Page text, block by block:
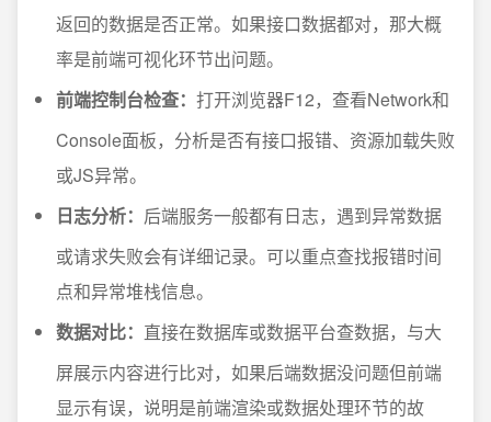
返回的数据是否正常。如果接口数据都对，那大概
率是前端可视化环节出问题。
前端控制台检查： 打开浏览器F12，查看Network和
Console面板，分析是否有接口报错、资源加载失败
或JS异常。
日志分析： 后端服务一般都有日志，遇到异常数据
或请求失败会有详细记录。可以重点查找报错时间
点和异常堆栈信息。
数据对比： 直接在数据库或数据平台查数据，与大
屏展示内容进行比对，如果后端数据没问题但前端
显示有误，说明是前端渲染或数据处理环节的故